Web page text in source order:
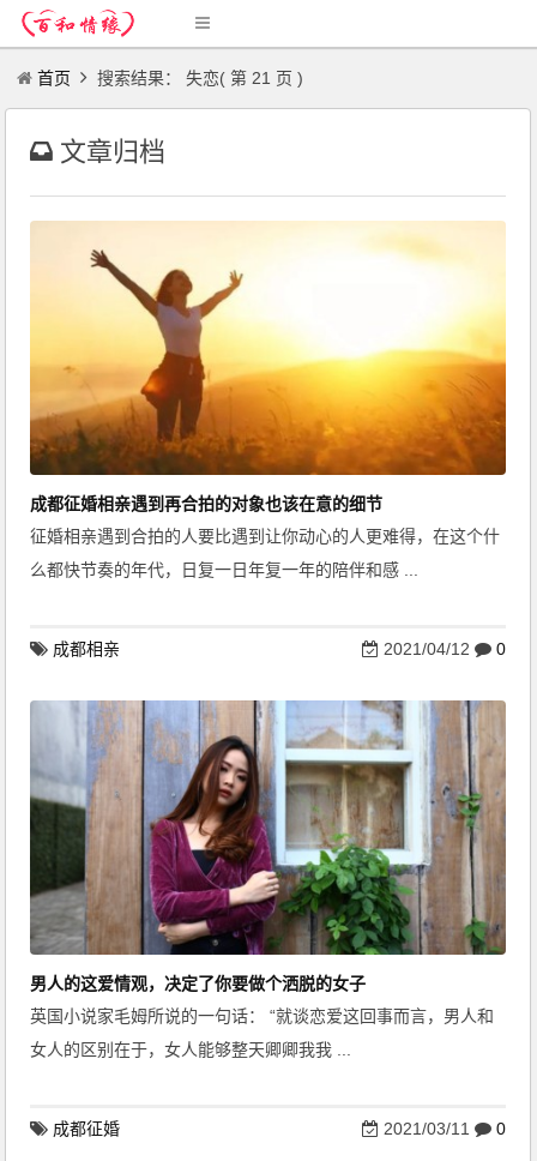
首页 搜索结果： 失恋( 第 21 页 )
文章归档
成都征婚相亲遇到再合拍的对象也该在意的细节
征婚相亲遇到合拍的人要比遇到让你动心的人更难得，在这个什
么都快节奏的年代，日复一日年复一年的陪伴和感 ...
成都相亲 2021/04/12 0
男人的这爱情观，决定了你要做个洒脱的女子
英国小说家毛姆所说的一句话： “就谈恋爱这回事而言，男人和
女人的区别在于，女人能够整天卿卿我我 ...
成都征婚 2021/03/11 0